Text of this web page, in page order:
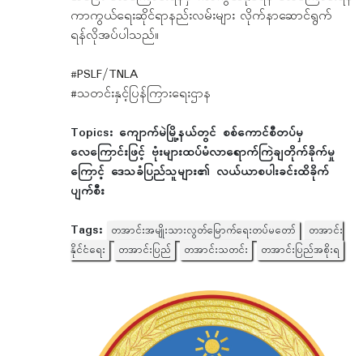
ကာကွယ်ရေးဆိုင်ရာနည်းလမ်းများ လိုက်နာဆောင်ရွက်
ရန်လိုအပ်ပါသည်။
#PSLF/TNLA
#သတင်းနှင့်ပြန်ကြားရေးဌာန
Topics:ကျောက်မဲမြို့နယ်တွင် စစ်ကောင်စီတပ်မှ
လေကြောင်းဖြင့် ဗုံးများထပ်မံလာရောက်ကြဲချတိုက်ခိုက်မှု
ကြောင့် ဒေသခံပြည်သူများ၏ လယ်ယာစပါးခင်းထိခိုက်
ပျက်စီး
Tags:
တအာင်းအမျိုးသားလွတ်မြောက်ရေးတပ်မတော်
တအာင်း
နိုင်ငံရေး
တအာင်းပြည် တအာင်းသတင်း တအာင်းပြည်အစိုးရ